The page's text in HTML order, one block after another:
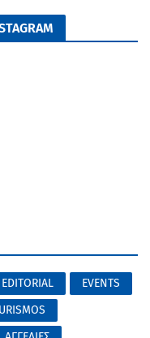
EDITORIAL
EVENTS